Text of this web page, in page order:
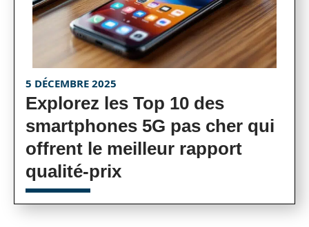
5 DÉCEMBRE 2025
Explorez les Top 10 des
smartphones 5G pas cher qui
offrent le meilleur rapport
qualité-prix